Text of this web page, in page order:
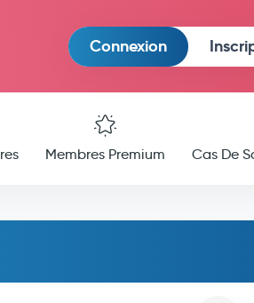
Connexion
Membres Premium Cas De